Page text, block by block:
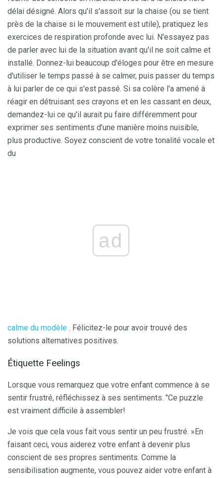
délai désigné. Alors qu'il s'assoit sur la chaise (ou se tient
près de la chaise si le mouvement est utile), pratiquez les
exercices de respiration profonde avec lui. N'essayez pas
de parler avec lui de la situation avant qu'il ne soit calme et
installé. Donnez-lui beaucoup d'éloges pour être en mesure
d'utiliser le temps passé à se calmer, puis passer du temps
à lui parler de ce qui s'est passé. Si sa colère l'a amené à
réagir en détruisant ses crayons et en les cassant en deux,
demandez-lui ce qu'il aurait pu faire différemment pour
exprimer ses sentiments d'une manière moins nuisible,
plus productive. Soyez conscient de votre tonalité vocale et
du
ad
calme du modèle . Félicitez-le pour avoir trouvé des
solutions alternatives positives.
Étiquette Feelings
Lorsque vous remarquez que votre enfant commence à se
sentir frustré, réfléchissez à ses sentiments. "Ce puzzle
est vraiment difficile à assembler!
Je vois que cela vous fait vous sentir un peu frustré. »En
faisant ceci, vous aiderez votre enfant à devenir plus
conscient de ses propres sentiments. Comme la
sensibilisation augmente, vous pouvez aider votre enfant à